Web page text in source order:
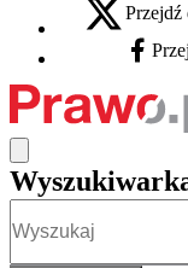
X - otwiera się w
Facebook